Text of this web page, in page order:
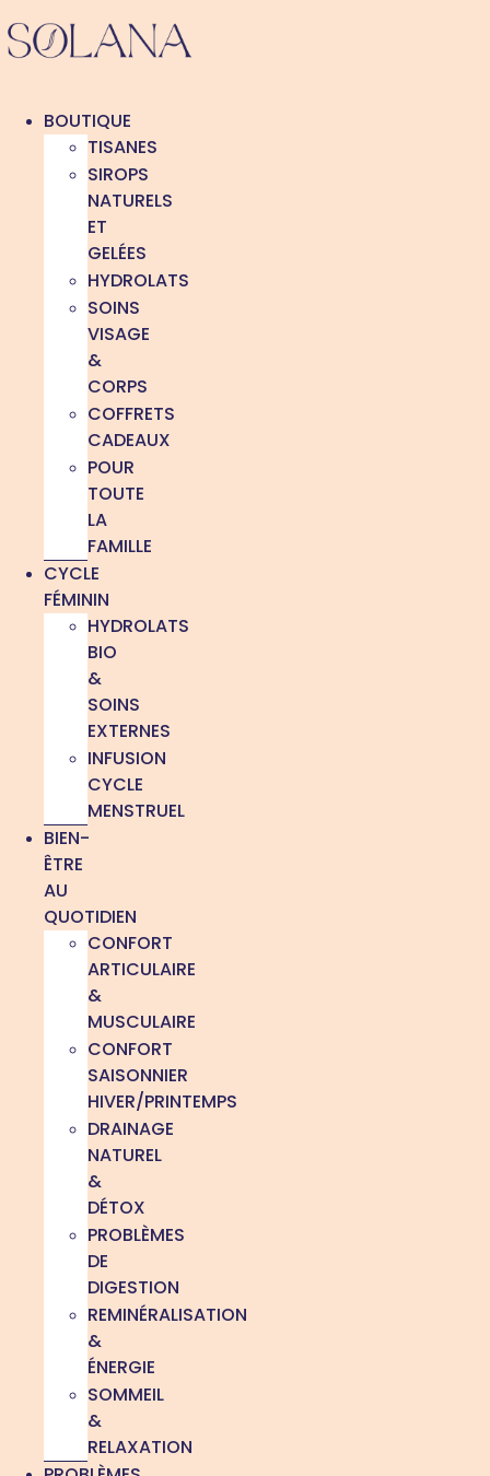
au
contenu
BOUTIQUE
TISANES
SIROPS
NATURELS
ET
GELÉES
HYDROLATS
SOINS
VISAGE
&
CORPS
COFFRETS
CADEAUX
POUR
TOUTE
LA
FAMILLE
CYCLE
FÉMININ
HYDROLATS
BIO
&
SOINS
EXTERNES
INFUSION
CYCLE
MENSTRUEL
BIEN-
ÊTRE
AU
QUOTIDIEN
CONFORT
ARTICULAIRE
&
MUSCULAIRE
CONFORT
SAISONNIER
HIVER/PRINTEMPS
DRAINAGE
NATUREL
&
DÉTOX
PROBLÈMES
DE
DIGESTION
REMINÉRALISATION
&
ÉNERGIE
SOMMEIL
&
RELAXATION